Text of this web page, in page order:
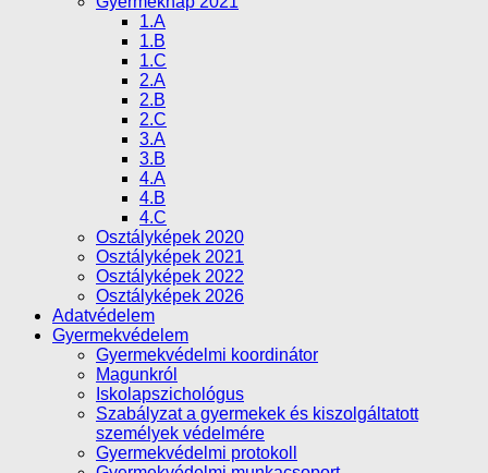
1.A
1.B
1.C
2.A
2.B
2.C
3.A
3.B
4.A
4.B
4.C
Osztályképek 2020
Osztályképek 2021
Osztályképek 2022
Osztályképek 2026
Adatvédelem
Gyermekvédelem
Gyermekvédelmi koordinátor
Magunkról
Iskolapszichológus
Szabályzat a gyermekek és kiszolgáltatott
személyek védelmére
Gyermekvédelmi protokoll